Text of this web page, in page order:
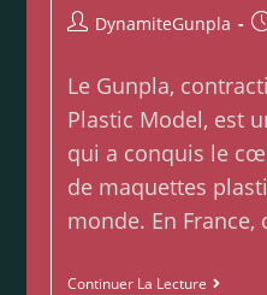
DynamiteGunpla
Le Gunpla,
Plastic Model, est
qui a conquis le
de maquettes
monde. En
Continuer La Lecture